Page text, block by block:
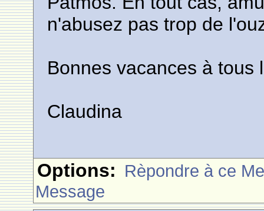
n'abusez pas trop de
Bonnes vacances à tous
Claudina
Options: Rèpondre à ce
Message